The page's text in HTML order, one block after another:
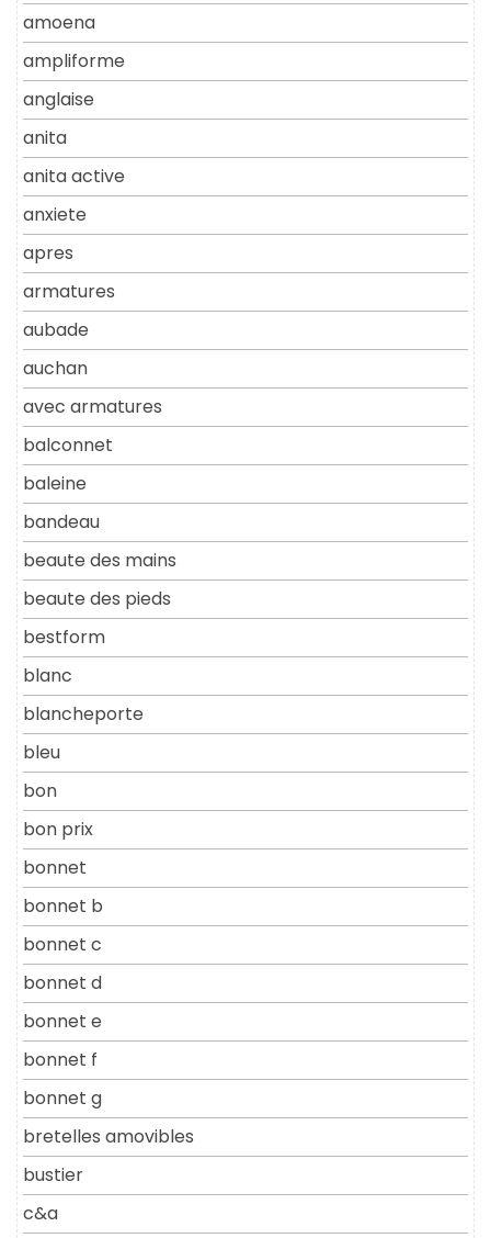
amoena
ampliforme
anglaise
anita
anita active
anxiete
apres
armatures
aubade
auchan
avec armatures
balconnet
baleine
bandeau
beaute des mains
beaute des pieds
bestform
blanc
blancheporte
bleu
bon
bon prix
bonnet
bonnet b
bonnet c
bonnet d
bonnet e
bonnet f
bonnet g
bretelles amovibles
bustier
c&a